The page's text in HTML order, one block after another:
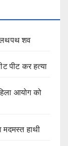
लथपथ शव
पीट कर हत्या
आयोग को
मदमस्त हाथी